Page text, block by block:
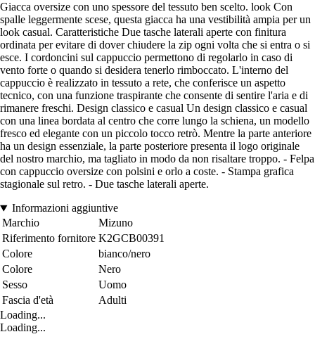
Giacca oversize con uno spessore del tessuto ben scelto. look Con
spalle leggermente scese, questa giacca ha una vestibilità ampia per un
look casual. Caratteristiche Due tasche laterali aperte con finitura
ordinata per evitare di dover chiudere la zip ogni volta che si entra o si
esce. I cordoncini sul cappuccio permettono di regolarlo in caso di
vento forte o quando si desidera tenerlo rimboccato. L'interno del
cappuccio è realizzato in tessuto a rete, che conferisce un aspetto
tecnico, con una funzione traspirante che consente di sentire l'aria e di
rimanere freschi. Design classico e casual Un design classico e casual
con una linea bordata al centro che corre lungo la schiena, un modello
fresco ed elegante con un piccolo tocco retrò. Mentre la parte anteriore
ha un design essenziale, la parte posteriore presenta il logo originale
del nostro marchio, ma tagliato in modo da non risaltare troppo. - Felpa
con cappuccio oversize con polsini e orlo a coste. - Stampa grafica
stagionale sul retro. - Due tasche laterali aperte.
Informazioni aggiuntive
Marchio
Mizuno
Riferimento fornitore K2GCB00391
Colore
bianco/nero
Colore
Nero
Sesso
Uomo
Fascia d'età
Adulti
Loading...
Loading...